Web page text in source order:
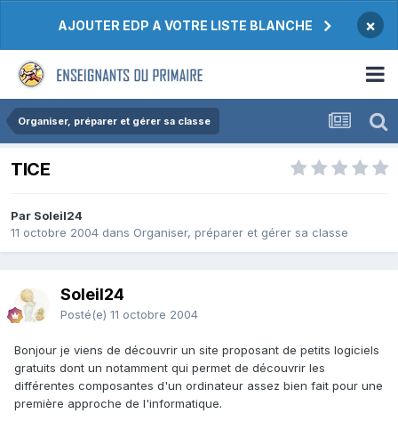
AJOUTER EDP A VOTRE LISTE BLANCHE ×
Organiser, préparer et gérer sa classe
TICE
Par Soleil24
11 octobre 2004 dans Organiser, préparer et gérer sa classe
Soleil24
Posté(e) 11 octobre 2004
Bonjour je viens de découvrir un site proposant de petits logiciels
gratuits dont un notamment qui permet de découvrir les
différentes composantes d'un ordinateur assez bien fait pour une
première approche de l'informatique.